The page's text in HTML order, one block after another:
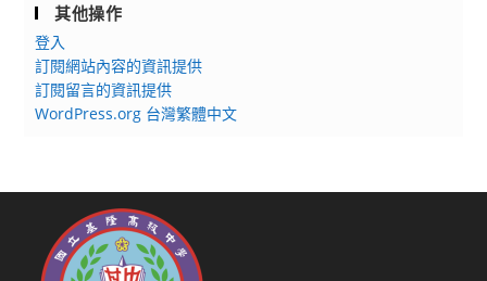
其他操作
登入
訂閱網站內容的資訊提供
訂閱留言的資訊提供
WordPress.org 台灣繁體中文